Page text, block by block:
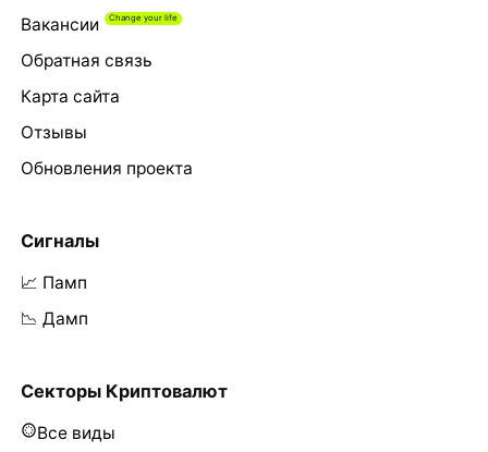
Вакансии
Обратная связь
Карта сайта
Отзывы
Обновления проекта
Сигналы
📈 Памп
📉 Дамп
Секторы Криптовалют
Все виды